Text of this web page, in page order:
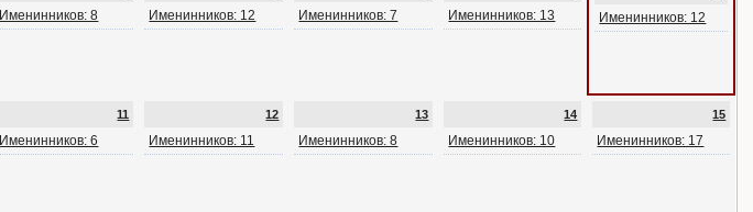
Именинников: 8 Именинников: 12 Именинников: 7 Именинников: 13 Именинников: 12
11
Именинников: 6
12
Именинников: 11
13
Именинников: 8
14
Именинников: 10
15
Именинников: 17